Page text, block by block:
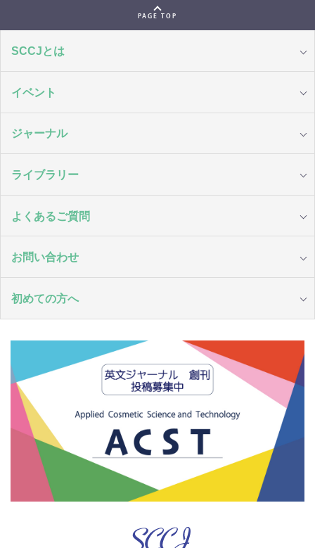
PAGE TOP
SCCJとは
イベント
ジャーナル
ライブラリー
よくあるご質問
お問い合わせ
初めての方へ